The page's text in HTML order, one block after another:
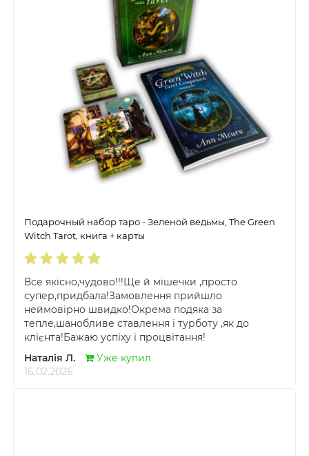
Подарочный набор таро - Зеленой ведьмы, The Green
Witch Tarot, книга + карты
Все якісно,чудово!!!Ще й мішечки ,просто
супер,придбала!Замовлення прийшло
неймовірно швидко!Окрема подяка за
тепле,шанобливе ставлення і турботу ,як до
клієнта!Бажаю успіху і процвітання!
Наталія Л.
Уже купил
16.02.2026